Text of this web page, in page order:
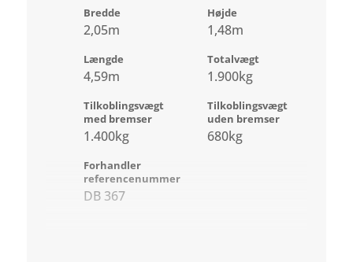
Bredde
2,05m
Højde
1,48m
Længde
4,59m
Totalvægt
1.900kg
Tilkoblingsvægt
med bremser
1.400kg
Tilkoblingsvægt
uden bremser
680kg
Forhandler
referencenummer
DB 367